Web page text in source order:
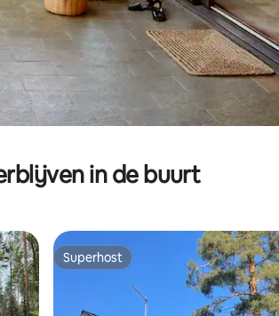
in de buurt
Superhost
Superhost